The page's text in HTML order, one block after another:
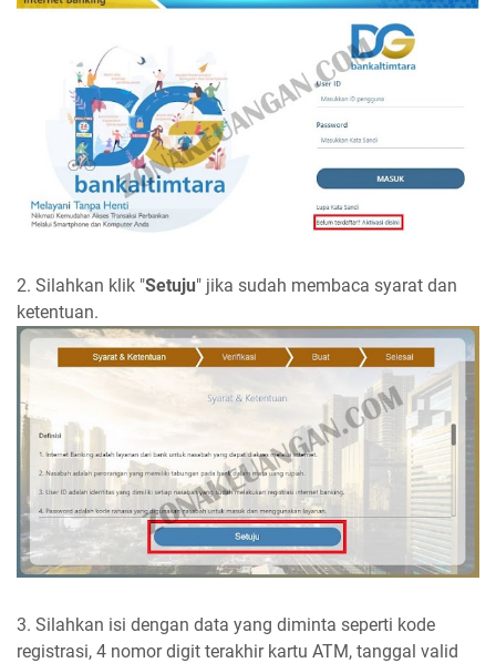
2. Silahkan klik "Setuju" jika sudah membaca syarat dan
ketentuan.
3. Silahkan isi dengan data yang diminta seperti kode
registrasi, 4 nomor digit terakhir kartu ATM, tanggal valid